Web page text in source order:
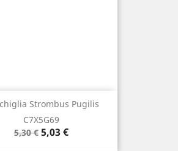
Strombus Pugilis
C7X5G69
Prezzo
5,30 € Prezzo
5,03 €